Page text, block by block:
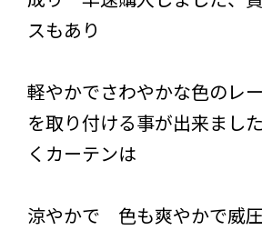
スもあり
軽やかでさわやかな色のレ
を取り付ける事が出来ま
くカーテンは
涼やかで 色も爽やかで威